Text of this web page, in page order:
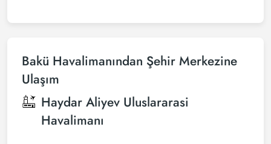
Bakü Havalimanından Şehir Merkezine
Ulaşım
Haydar Aliyev Uluslararasi
Havalimanı